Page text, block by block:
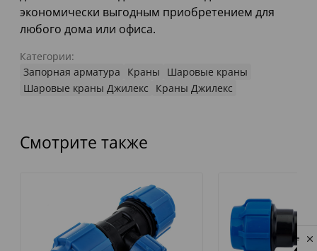
экономически выгодным приобретением для
любого дома или офиса.
Категории:
Запорная арматура
Краны
Шаровые краны
Шаровые краны Джилекс
Краны Джилекс
Смотрите также
Privacy notice